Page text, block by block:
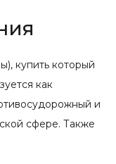
купить который
как
и
сфере. Также